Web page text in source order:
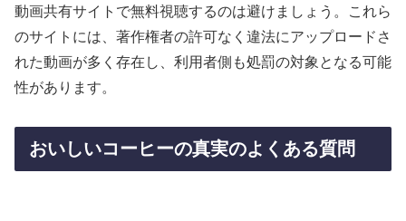
動画共有サイトで無料視聴するのは避けましょう。これら
のサイトには、著作権者の許可なく違法にアップロードさ
れた動画が多く存在し、利用者側も処罰の対象となる可能
性があります。
おいしいコーヒーの真実のよくある質問